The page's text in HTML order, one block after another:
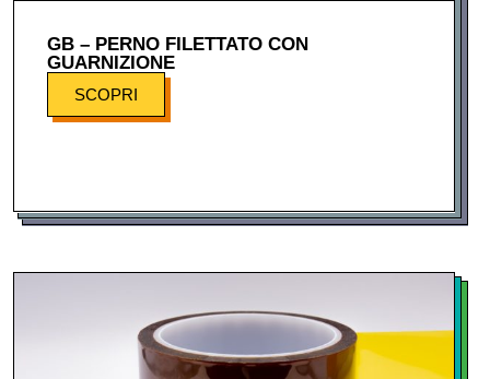
GB – PERNO FILETTATO CON
GUARNIZIONE
SCOPRI